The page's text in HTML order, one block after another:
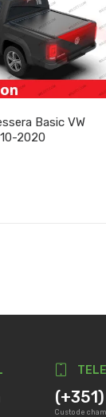
Basic VW
2020
Custo de